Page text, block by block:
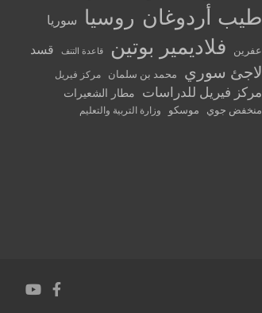
طيب أردوغان روسيا سوريا
عفرين فلاديمير بوتين قاعدة التنف قسد
لاجئ سوري محمد بن سلمان مركز فيريل
مركز فيريل للدراسات مطار الشعيرات
منخفض جوي موسكو وزارة التربية والتعليم